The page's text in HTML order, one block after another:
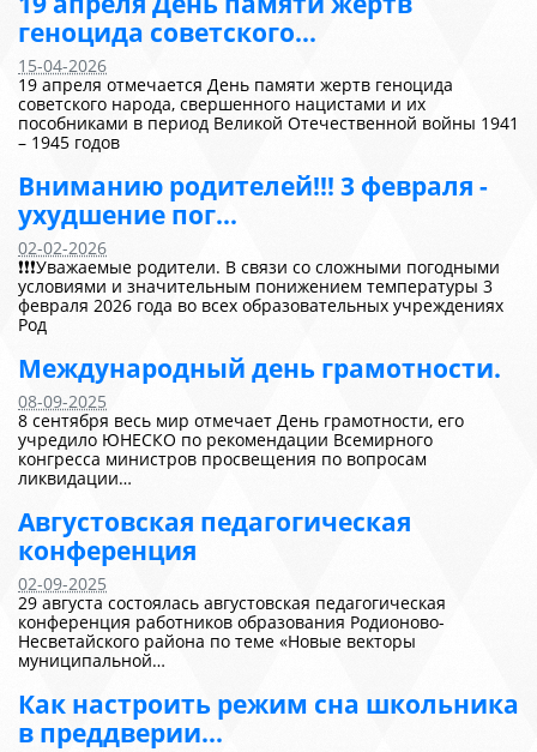
геноцида советского...
15-04-2026
19 апреля отмечается День памяти жертв геноцида
советского народа, свершенного нацистами и их
пособниками в период Великой Отечественной войны 1941
– 1945 годов
Вниманию родителей!!! 3 февраля -
ухудшение пог...
02-02-2026
❗❗❗Уважаемые родители. В связи со сложными погодными
условиями и значительным понижением температуры 3
февраля 2026 года во всех образовательных учреждениях
Род
Международный день грамотности.
08-09-2025
8 сентября весь мир отмечает День грамотности, его
учредило ЮНЕСКО по рекомендации Всемирного
конгресса министров просвещения по вопросам
ликвидации…
Августовская педагогическая
конференция
02-09-2025
29 августа состоялась августовская педагогическая
конференция работников образования Родионово-
Несветайского района по теме «Новые векторы
муниципальной…
Как настроить режим сна школьника
в преддверии...